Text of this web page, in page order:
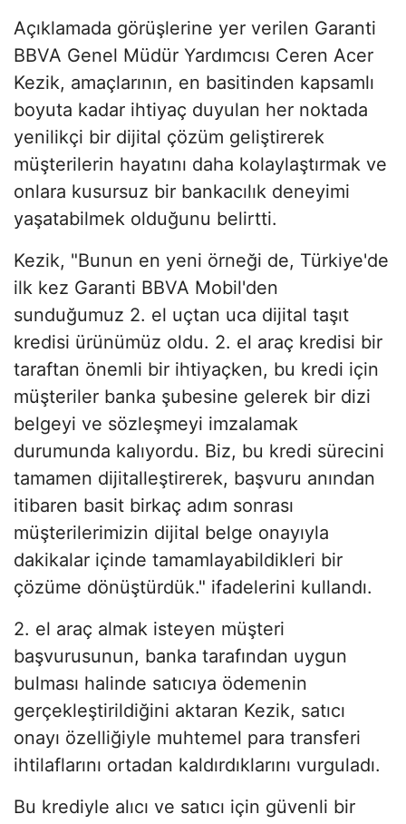
Açıklamada görüşlerine yer verilen Garanti
BBVA Genel Müdür Yardımcısı Ceren Acer
Kezik, amaçlarının, en basitinden kapsamlı
boyuta kadar ihtiyaç duyulan her noktada
yenilikçi bir dijital çözüm geliştirerek
müşterilerin hayatını daha kolaylaştırmak ve
onlara kusursuz bir bankacılık deneyimi
yaşatabilmek olduğunu belirtti.
Kezik, "Bunun en yeni örneği de, Türkiye'de
ilk kez Garanti BBVA Mobil'den
sunduğumuz 2. el uçtan uca dijital taşıt
kredisi ürünümüz oldu. 2. el araç kredisi bir
taraftan önemli bir ihtiyaçken, bu kredi için
müşteriler banka şubesine gelerek bir dizi
belgeyi ve sözleşmeyi imzalamak
durumunda kalıyordu. Biz, bu kredi sürecini
tamamen dijitalleştirerek, başvuru anından
itibaren basit birkaç adım sonrası
müşterilerimizin dijital belge onayıyla
dakikalar içinde tamamlayabildikleri bir
çözüme dönüştürdük." ifadelerini kullandı.
2. el araç almak isteyen müşteri
başvurusunun, banka tarafından uygun
bulması halinde satıcıya ödemenin
gerçekleştirildiğini aktaran Kezik, satıcı
onayı özelliğiyle muhtemel para transferi
ihtilaflarını ortadan kaldırdıklarını vurguladı.
Bu krediyle alıcı ve satıcı için güvenli bir